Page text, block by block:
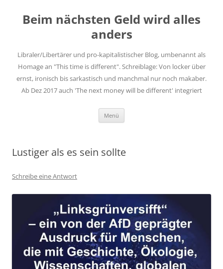
springen
Beim nächsten Geld wird alles
anders
Libraler/Libertärer und pro-kapitalistischer Blog, umbenannt als
Homage an "This time is different". Schreiblage: Von locker über
ernst, ironisch bis sarkastisch und manchmal nur noch makaber.
Ab Dez 2017 auch 'The next money will be different' integriert
Menü
Lustiger als es sein sollte
Schreibe eine Antwort